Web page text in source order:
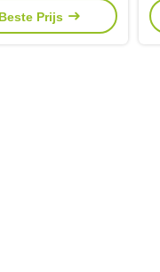
Prijs